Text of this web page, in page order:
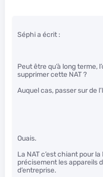
Séphi a écrit :
Peut être qu’à long terme,
supprimer cette NAT ?
Auquel cas, passer sur de
Ouais.
La NAT c’est chiant pour
précisement les appareils
d’entreprise.